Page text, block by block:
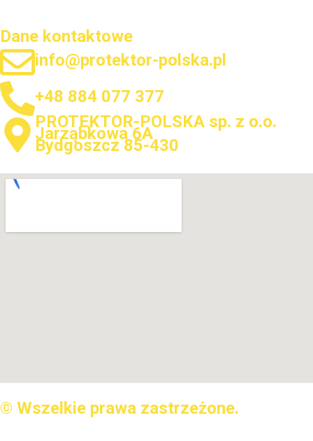
Dane kontaktowe
info@protektor-polska.pl
+48 884 077 377
PROTEKTOR-POLSKA sp. z o.o.
Jarząbkowa 6A
Bydgoszcz 85-430
© Wszelkie prawa zastrzeżone.